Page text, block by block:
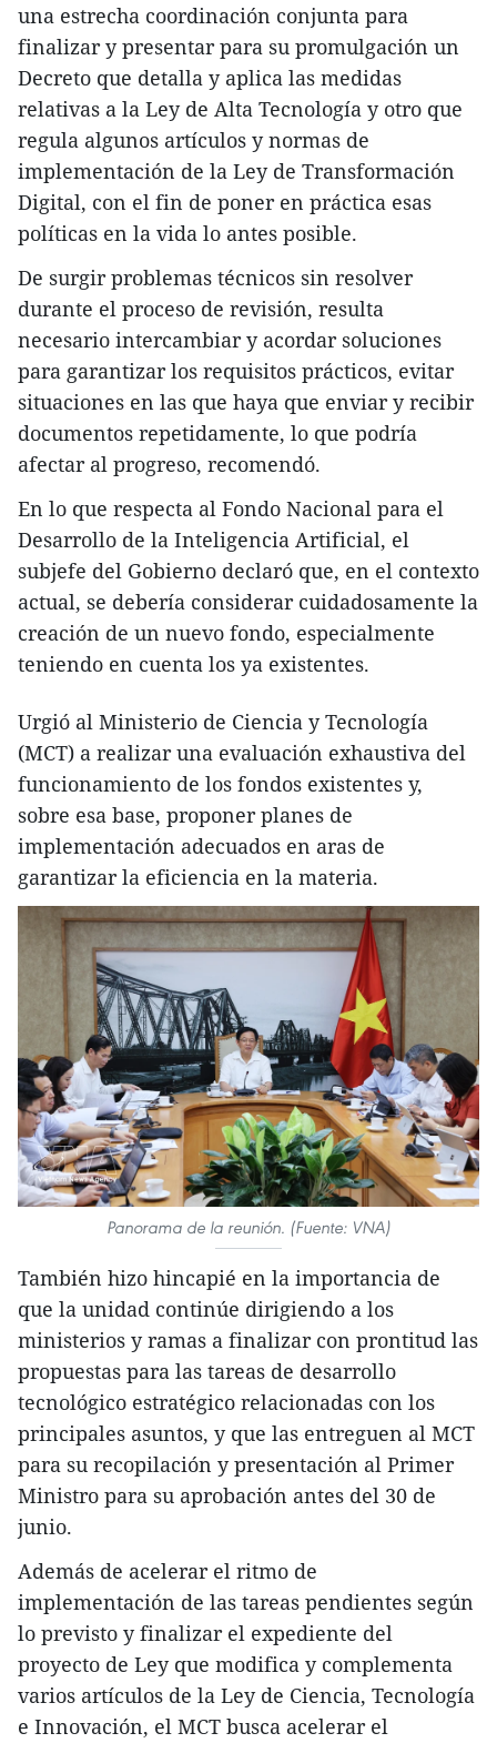
una estrecha coordinación conjunta para
finalizar y presentar para su promulgación un
Decreto que detalla y aplica las medidas
relativas a la Ley de Alta Tecnología y otro que
regula algunos artículos y normas de
implementación de la Ley de Transformación
Digital, con el fin de poner en práctica esas
políticas en la vida lo antes posible.
De surgir problemas técnicos sin resolver
durante el proceso de revisión, resulta
necesario intercambiar y acordar soluciones
para garantizar los requisitos prácticos, evitar
situaciones en las que haya que enviar y recibir
documentos repetidamente, lo que podría
afectar al progreso, recomendó.
En lo que respecta al Fondo Nacional para el
Desarrollo de la Inteligencia Artificial, el
subjefe del Gobierno declaró que, en el contexto
actual, se debería considerar cuidadosamente la
creación de un nuevo fondo, especialmente
teniendo en cuenta los ya existentes.
Urgió al Ministerio de Ciencia y Tecnología
(MCT) a realizar una evaluación exhaustiva del
funcionamiento de los fondos existentes y,
sobre esa base, proponer planes de
implementación adecuados en aras de
garantizar la eficiencia en la materia.
Panorama de la reunión. (Fuente: VNA)
También hizo hincapié en la importancia de
que la unidad continúe dirigiendo a los
ministerios y ramas a finalizar con prontitud las
propuestas para las tareas de desarrollo
tecnológico estratégico relacionadas con los
principales asuntos, y que las entreguen al MCT
para su recopilación y presentación al Primer
Ministro para su aprobación antes del 30 de
junio.
Además de acelerar el ritmo de
implementación de las tareas pendientes según
lo previsto y finalizar el expediente del
proyecto de Ley que modifica y complementa
varios artículos de la Ley de Ciencia, Tecnología
e Innovación, el MCT busca acelerar el